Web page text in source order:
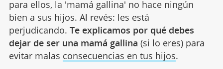
para ellos, la 'mamá gallina' no hace ningún
bien a sus hijos. Al revés: les está
perjudicando. Te explicamos por qué debes
dejar de ser una mamá gallina (si lo eres) para
evitar malas consecuencias en tus hijos.